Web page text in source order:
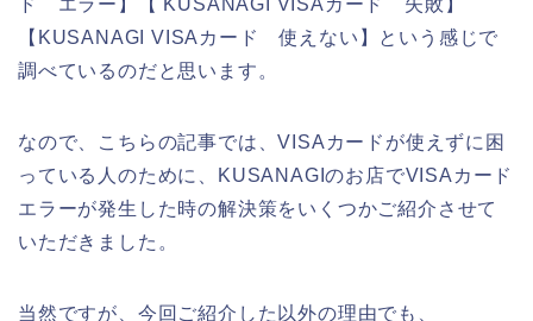
【KUSANAGI VISAカード 使えない】という感じで
調べているのだと思います。
なので、こちらの記事では、VISAカードが使えずに困
っている人のために、KUSANAGIのお店でVISAカード
エラーが発生した時の解決策をいくつかご紹介させて
いただきました。
当然ですが、今回ご紹介した以外の理由でも、